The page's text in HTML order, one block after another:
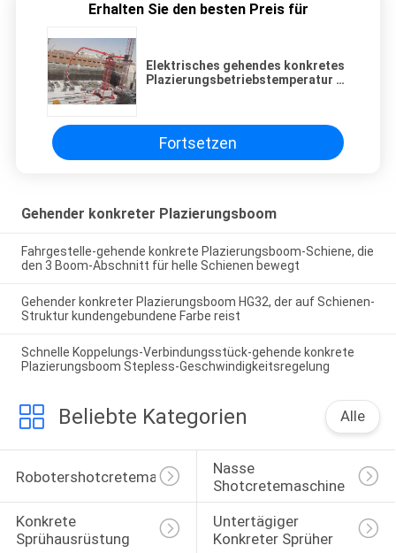
Erhalten Sie den besten Preis für
Elektrisches gehendes konkretes
Plazierungsbetriebstemperatur ﹣
Fortsetzen
Gehender konkreter Plazierungsboom
Fahrgestelle-gehende konkrete Plazierungsboom-Schiene, die
den 3 Boom-Abschnitt für helle Schienen bewegt
Gehender konkreter Plazierungsboom HG32, der auf Schienen-
Struktur kundengebundene Farbe reist
Schnelle Koppelungs-Verbindungsstück-gehende konkrete
Plazierungsboom Stepless-Geschwindigkeitsregelung
Beliebte Kategorien Alle
Robotershotcretemaschine
Nasse
Shotcretemaschine
Konkrete
Sprühausrüstung
Untertägiger
Konkreter Sprüher